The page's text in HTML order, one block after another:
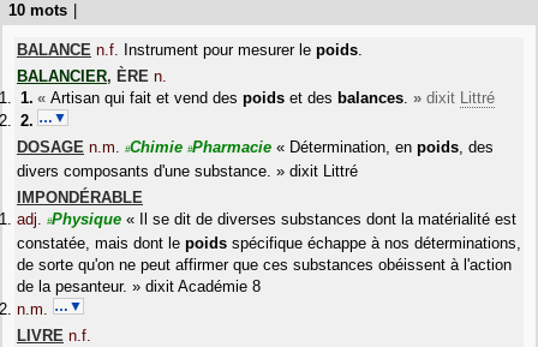
10 mots
BALANCE n.f. Instrument pour mesurer le poids.
BALANCIER, ÈRE n.
« Artisan qui fait et vend des poids et des balances. » dixit Littré
…▼
DOSAGE n.m. #Chimie #Pharmacie « Détermination, en poids, des
divers composants d'une substance. » dixit Littré
IMPONDÉRABLE
adj. #Physique «
Il se dit de diverses substances dont la matérialité est
constatée, mais dont le poids spécifique échappe à nos déterminations,
de sorte qu'on ne peut affirmer que ces substances obéissent à l'action
de la pesanteur. » dixit Académie 8
n.m. …▼
LIVRE n.f.